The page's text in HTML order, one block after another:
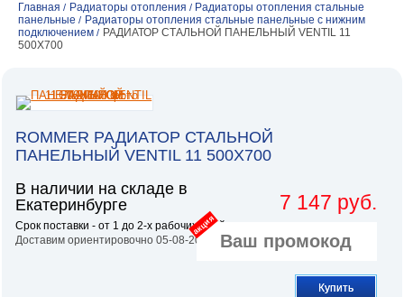
Главная / Радиаторы отопления / Радиаторы отопления стальные
панельные / Радиаторы отопления стальные панельные с нижним
подключением / РАДИАТОР СТАЛЬНОЙ ПАНЕЛЬНЫЙ VENTIL 11
500X700
ROMMER РАДИАТОР СТАЛЬНОЙ
ПАНЕЛЬНЫЙ VENTIL 11 500X700
В наличии на складе в
Екатеринбурге
Срок поставки - от 1 до 2-х рабочих дней.
Доставим ориентировочно 05-08-2026
7 147 руб.
акция
Купить